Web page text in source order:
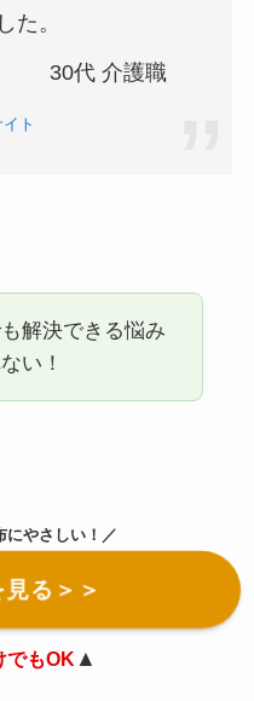
た。
30代 介護職
ト
解決できる悩み
い！
にやさしい！／
る＞＞
でもOK ▲